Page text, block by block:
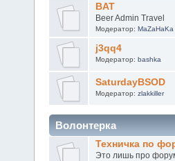
BAT
Beer Admin Travel
Модератор: MaZaHaKa
j3qq4
Модератор: bashka
SaturdayBSOD
Модератор: zlakkiller
Волонтерка
Техничка по
Это лишь про